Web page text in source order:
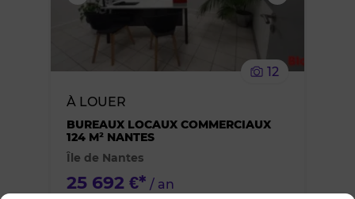
12
À LOUER
BUREAUX LOCAUX COMMERCIAUX
124 M² NANTES
Île de Nantes
25 692 €* / an